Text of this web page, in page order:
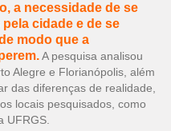
a necessidade de se
cidade e de se
modo que a
A pesquisa analisou
Alegre e Florianópolis, além
das diferenças de realidade,
locais pesquisados, como
UFRGS.